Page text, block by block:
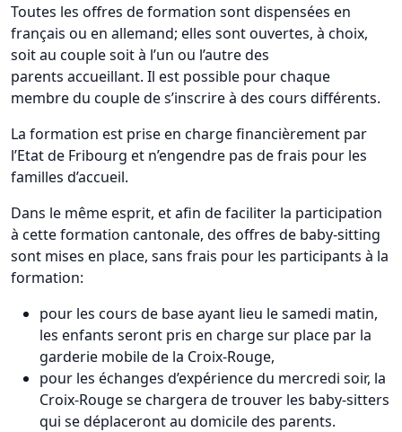
Toutes les offres de formation sont dispensées en
français ou en allemand; elles sont ouvertes, à choix,
soit au couple soit à l’un ou l’autre des
parents accueillant. Il est possible pour chaque
membre du couple de s’inscrire à des cours différents.
La formation est prise en charge financièrement par
l’Etat de Fribourg et n’engendre pas de frais pour les
familles d’accueil.
Dans le même esprit, et afin de faciliter la participation
à cette formation cantonale, des offres de baby-sitting
sont mises en place, sans frais pour les participants à la
formation:
pour les cours de base ayant lieu le samedi matin,
les enfants seront pris en charge sur place par la
garderie mobile de la Croix-Rouge,
pour les échanges d’expérience du mercredi soir, la
Croix-Rouge se chargera de trouver les baby-sitters
qui se déplaceront au domicile des parents.